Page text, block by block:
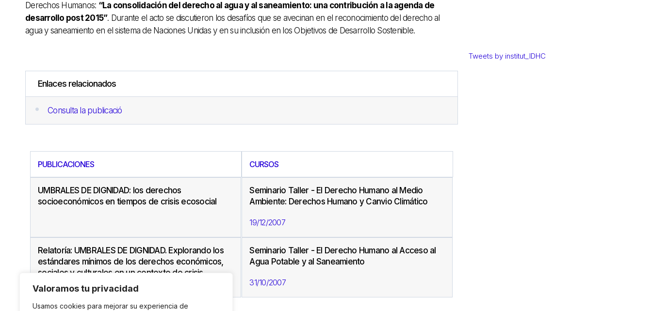
Valoramos tu privacidad
Usamos cookies para mejorar su experiencia de
Derechos Humanos: “La consolidación del derecho al agua y al saneamiento: una contribución a la agenda de
desarrollo post 2015”. Durante el acto se discutieron los desafíos que se avecinan en el reconocimiento del derecho al
agua y saneamiento en el sistema de Naciones Unidas y en su inclusión en los Objetivos de Desarrollo Sostenible.
Enlaces relacionados
Consulta la publicació
PUBLICACIONES
UMBRALES DE DIGNIDAD: los derechos
socioeconómicos en tiempos de crisis ecosocial
Relatoría: UMBRALES DE DIGNIDAD. Explorando los
estándares mínimos de los derechos económicos,
sociales y culturales en un contexto de crisis
ecosocial
CURSOS
Seminario Taller - El Derecho Humano al Medio
Ambiente: Derechos Humano y Canvio Climático
19/12/2007
Seminario Taller - El Derecho Humano al Acceso al
Agua Potable y al Saneamiento
31/10/2007
Tweets by institut_IDHC